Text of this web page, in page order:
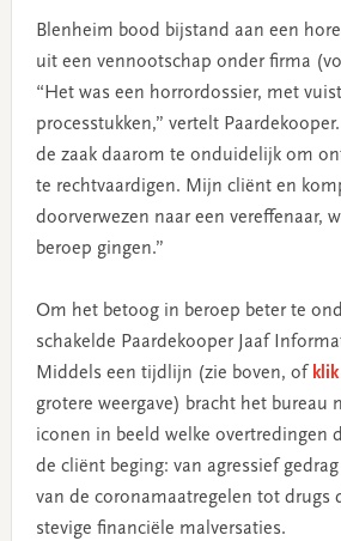
Blenheim bood bijstand aan een
uit een vennootschap onder firma
“Het was een horrordossier, met
processtukken,” vertelt
de zaak daarom te onduidelijk om
te rechtvaardigen. Mijn cliënt en
doorverwezen naar een vereffenaar,
beroep gingen.”
Om het betoog in beroep beter te
schakelde Paardekooper Jaaf
Middels een tijdlijn (zie boven, of
grotere weergave) bracht het bureau
iconen in beeld welke overtredingen
de cliënt beging: van agressief
van de coronamaatregelen tot drugs
stevige financiële malversaties.